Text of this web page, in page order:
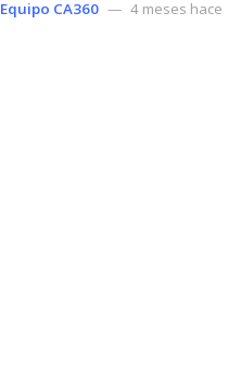
Equipo CA360 4 meses hace